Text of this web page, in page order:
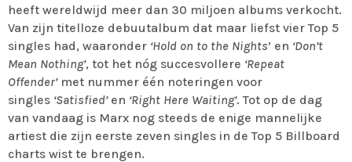
heeft wereldwijd meer dan 30 miljoen albums verkocht.
Van zijn titelloze debuutalbum dat maar liefst vier Top 5
singles had, waaronder ‘Hold on to the Nights’ en ‘Don’t
Mean Nothing’, tot het nóg succesvollere ‘Repeat
Offender’met nummer één noteringen voor
singles ‘Satisfied’en ‘Right Here Waiting’. Tot op de dag
van vandaag is Marx nog steeds de enige mannelijke
artiest die zijn eerste zeven singles in de Top 5 Billboard
charts wist te brengen.